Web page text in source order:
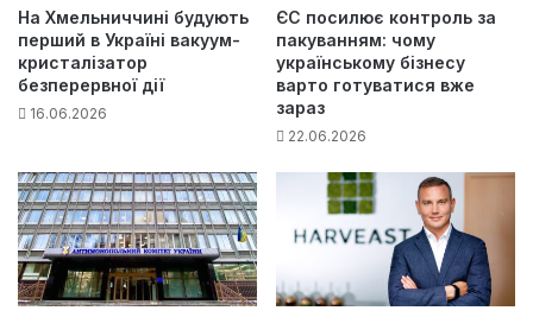
На Хмельниччині будують
перший в Україні вакуум-
кристалізатор
безперервної дії
16.06.2026
ЄС посилює контроль за
пакуванням: чому
українському бізнесу
варто готуватися вже
зараз
22.06.2026